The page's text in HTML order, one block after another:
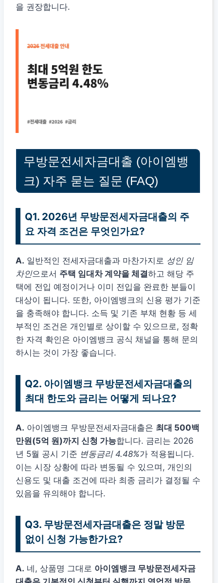
을 권장합니다.
무방문전세자금대출 (아이엠뱅
크) 자주 묻는 질문 (FAQ)
Q1. 2026년 무방문전세자금대출의 주
요 자격 조건은 무엇인가요?
A. 일반적인 전세자금대출과 마찬가지로 성인 임
차인으로서 주택 임대차 계약을 체결하고 해당 주
택에 전입 예정이거나 이미 전입을 완료한 분들이
대상이 됩니다. 또한, 아이엠뱅크의 신용 평가 기준
을 충족해야 합니다. 소득 및 기존 부채 현황 등 세
부적인 조건은 개인별로 상이할 수 있으므로, 정확
한 자격 확인은 아이엠뱅크 공식 채널을 통해 문의
하시는 것이 가장 좋습니다.
Q2. 아이엠뱅크 무방문전세자금대출의
최대 한도와 금리는 어떻게 되나요?
A. 아이엠뱅크 무방문전세자금대출은 최대 500백
만원(5억 원)까지 신청 가능합니다. 금리는 2026
년 5월 공시 기준 변동금리 4.48%가 적용됩니다.
이는 시장 상황에 따라 변동될 수 있으며, 개인의
신용도 및 대출 조건에 따라 최종 금리가 결정될 수
있음을 유의해야 합니다.
Q3. 무방문전세자금대출은 정말 방문
없이 신청 가능한가요?
A. 네, 상품명 그대로 아이엠뱅크 무방문전세자금